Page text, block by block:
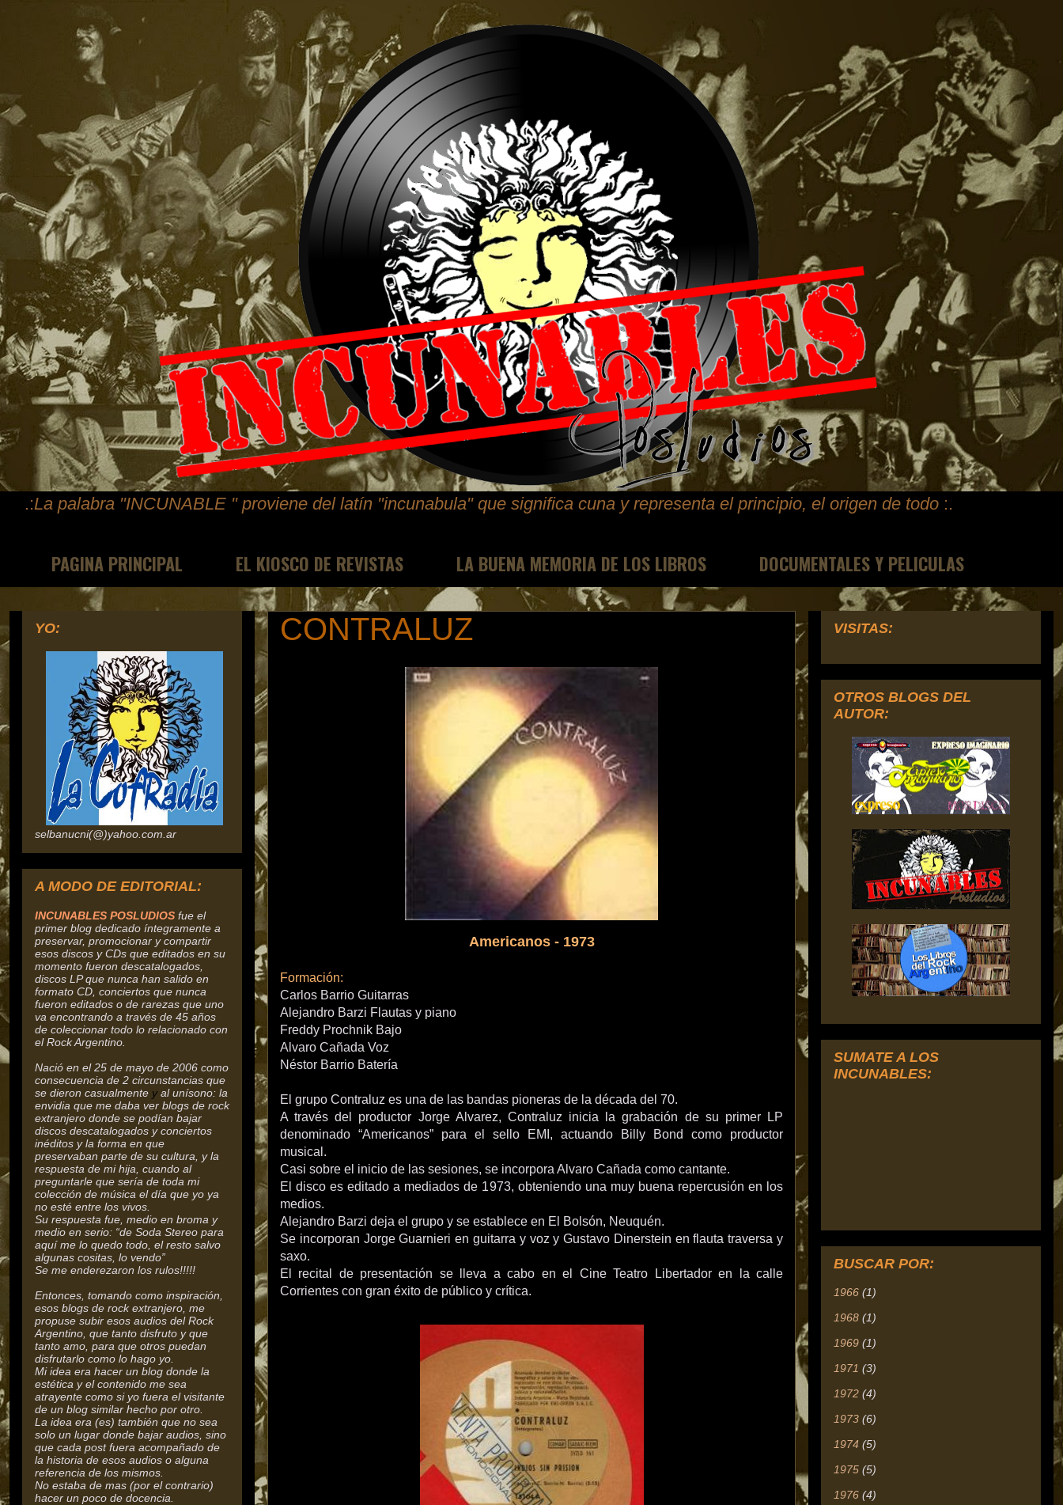
.:La palabra "INCUNABLE " proviene del latín "incunabula" que significa cuna y representa el principio, el origen de todo :.
PAGINA PRINCIPAL EL KIOSCO DE REVISTAS LA BUENA MEMORIA DE LOS LIBROS DOCUMENTALES Y PELICULAS
CONTRALUZ
Americanos - 1973
Formación:
Carlos Barrio Guitarras
Alejandro Barzi Flautas y piano
Freddy Prochnik Bajo
Alvaro Cañada Voz
Néstor Barrio Batería
El grupo Contraluz es una de las bandas pioneras de la década del 70.
A través del productor Jorge Alvarez, Contraluz inicia la grabación de su primer LP
denominado “Americanos” para el sello EMI, actuando Billy Bond como productor
musical.
Casi sobre el inicio de las sesiones, se incorpora Alvaro Cañada como cantante.
El disco es editado a mediados de 1973, obteniendo una muy buena repercusión en los
medios.
Alejandro Barzi deja el grupo y se establece en El Bolsón, Neuquén.
Se incorporan Jorge Guarnieri en guitarra y voz y Gustavo Dinerstein en flauta traversa y
saxo.
El recital de presentación se lleva a cabo en el Cine Teatro Libertador en la calle
Corrientes con gran éxito de público y crítica.
YO:
selbanucni(@)yahoo.com.ar
A MODO DE EDITORIAL:
INCUNABLES POSLUDIOS fue el
primer blog dedicado íntegramente a
preservar, promocionar y compartir
esos discos y CDs que editados en su
momento fueron descatalogados,
discos LP que nunca han salido en
formato CD, conciertos que nunca
fueron editados o de rarezas que uno
va encontrando a través de 45 años
de coleccionar todo lo relacionado con
el Rock Argentino.
Nació en el 25 de mayo de 2006 como
consecuencia de 2 circunstancias que
se dieron casualmente yal unísono: la
envidia que me daba ver blogs de rock
extranjero donde se podían bajar
discos descatalogados y conciertos
inéditos y la forma en que
preservaban parte de su cultura, y la
respuesta de mi hija, cuando al
preguntarle que sería de toda mi
colección de música el día que yo ya
no esté entre los vivos.
Su respuesta fue, medio en broma y
medio en serio: “de Soda Stereo para
aquí me lo quedo todo, el resto salvo
algunas cositas, lo vendo”
Se me enderezaron los rulos!!!!!
Entonces, tomando como inspiración,
esos blogs de rock extranjero, me
propuse subir esos audios del Rock
Argentino, que tanto disfruto y que
tanto amo, para que otros puedan
disfrutarlo como lo hago yo.
Mi idea era hacer un blog donde la
estética y el contenido me sea
atrayente como si yo fuera el visitante
de un blog similar hecho por otro.
La idea era (es) también que no sea
solo un lugar donde bajar audios, sino
que cada post fuera acompañado de
la historia de esos audios o alguna
referencia de los mismos.
No estaba de mas (por el contrario)
hacer un poco de docencia.
VISITAS:
OTROS BLOGS DEL
AUTOR:
SUMATE A LOS
INCUNABLES:
BUSCAR POR:
1966 (1)
1968 (1)
1969 (1)
1971 (3)
1972 (4)
1973 (6)
1974 (5)
1975 (5)
1976 (4)